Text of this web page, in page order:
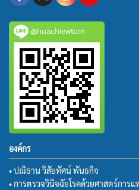
@huachiewtcm
องค์กร
• ปณิธาน วิสัยทัศน์ พันธกิจ
• การตรวจวินิจฉัยโรคด้วยศาสตร์การ